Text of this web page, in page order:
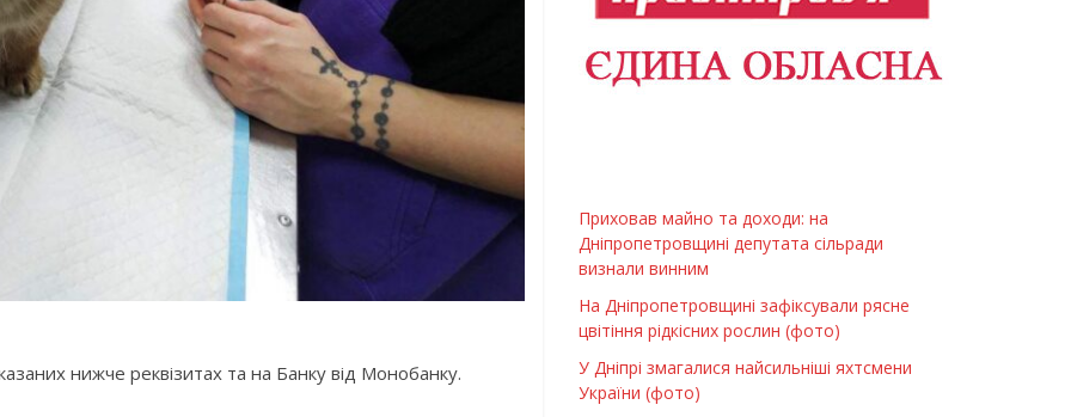
нижче реквізитах та на Банку від Монобанку.
Приховав майно та доходи: на
Дніпропетровщині депутата сільради
визнали винним
На Дніпропетровщині зафіксували рясне
цвітіння рідкісних рослин (фото)
У Дніпрі змагалися найсильніші яхтсмени
України (фото)